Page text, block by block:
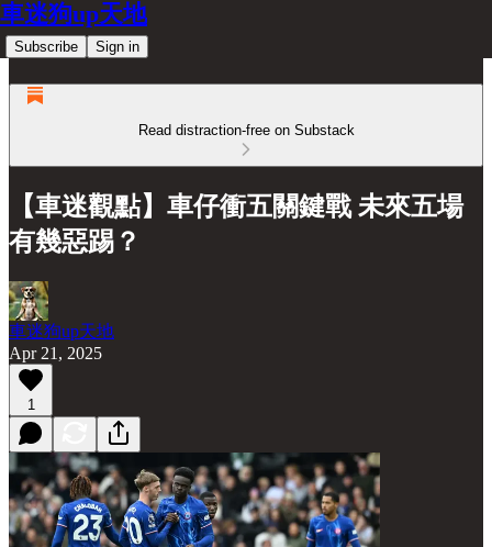
車迷狗up天地
Subscribe Sign in
Read distraction-free on Substack
【車迷觀點】車仔衝五關鍵戰 未來五場
有幾惡踢？
車迷狗up天地
Apr 21, 2025
1